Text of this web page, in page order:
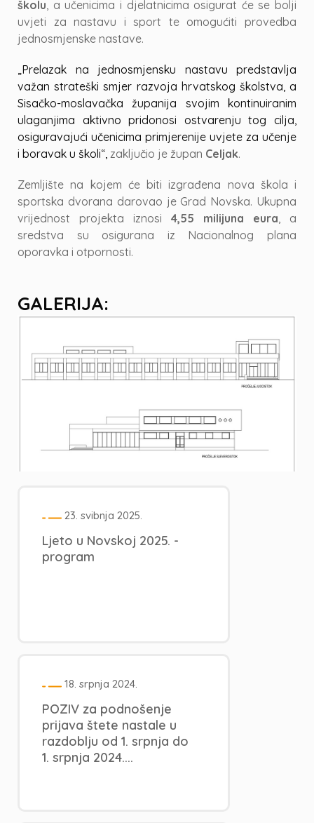
školu, a učenicima i djelatnicima osigurat će se bolji
uvjeti za nastavu i sport te omogućiti provedba
jednosmjenske nastave.
„Prelazak na jednosmjensku nastavu predstavlja
važan strateški smjer razvoja hrvatskog školstva, a
Sisačko-moslavačka županija svojim kontinuiranim
ulaganjima aktivno pridonosi ostvarenju tog cilja,
osiguravajući učenicima primjerenije uvjete za učenje
i boravak u školi“, zaključio je župan Celjak.
Zemljište na kojem će biti izgrađena nova škola i
sportska dvorana darovao je Grad Novska. Ukupna
vrijednost projekta iznosi 4,55 milijuna eura, a
sredstva su osigurana iz Nacionalnog plana
oporavka i otpornosti.
GALERIJA:
23. svibnja 2025.
Ljeto u Novskoj 2025. -
program
18. srpnja 2024.
POZIV za podnošenje
prijava štete nastale u
razdoblju od 1. srpnja do
1. srpnja 2024....